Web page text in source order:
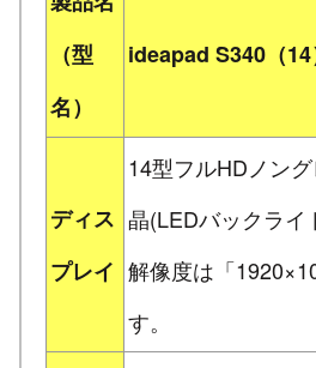
（型
名）
ideapad S340（14
ディス
プレイ
14型フルHDノン
晶(LEDバックライ
解像度は「
す。